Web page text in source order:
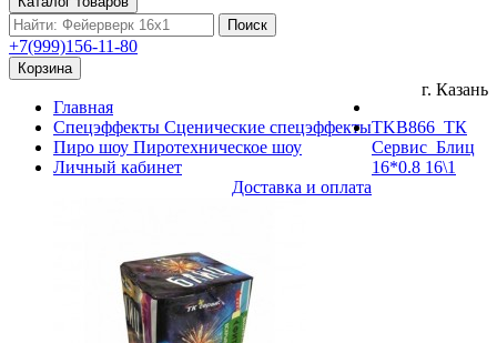
Поиск
+7(999)156-11-80
Корзина
Главная
Спецэффекты Сценические спецэффекты
Пиро шоу Пиротехническое шоу
Личный кабинет
Доставка и оплата
г. Казань
TKB866_ТК
Сервис_Блиц
16*0.8 16\1